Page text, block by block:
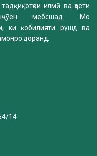
илмӣ ва ҳаёти
мебошад. Мо
ки қобилияти рушд ва
доранд.
14